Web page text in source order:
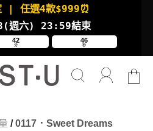
| 任選4款$999⏰
週六) 23:59結束
42
分
46
秒
/0117．Sweet Dreams